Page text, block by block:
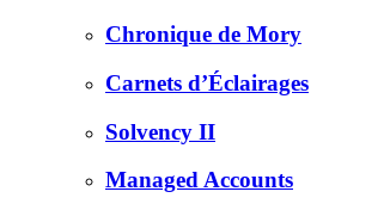
Chronique de Mory
Carnets d’Éclairages
Solvency II
Managed Accounts